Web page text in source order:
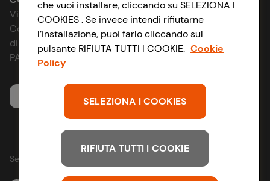
D&I e Parità di Genere
Strategia Fiscale
News & Approfondimenti
Richiami prodotto
Whistleblowing
Via Michelino, 59 | 40127 BOLOGNA
Codice Fiscale e Registro Imprese
di Bologna 00865960157
PARTITA IVA 03320960374
Servizio clienti
Seguici sui Social:
che vuoi installare, cliccando su SELEZIONA I
COOKIES . Se invece intendi rifiutarne
l’installazione, puoi farlo cliccando sul
pulsante RIFIUTA TUTTI I COOKIE. Cookie
Policy
SELEZIONA I COOKIES
RIFIUTA TUTTI I COOKIE